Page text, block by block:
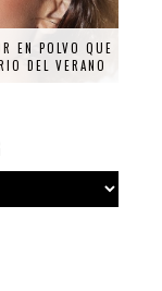
EN POLVO QUE
DEL VERANO